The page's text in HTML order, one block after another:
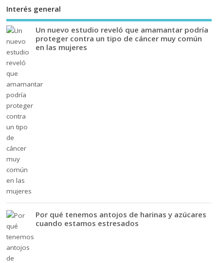
Interés general
Un nuevo estudio reveló que amamantar podría
proteger contra un tipo de cáncer muy común
en las mujeres
Por qué tenemos antojos de harinas y azúcares
cuando estamos estresados